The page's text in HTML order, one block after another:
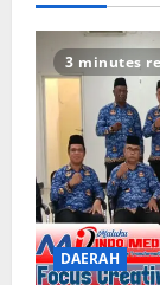
3 minutes
DAERAH